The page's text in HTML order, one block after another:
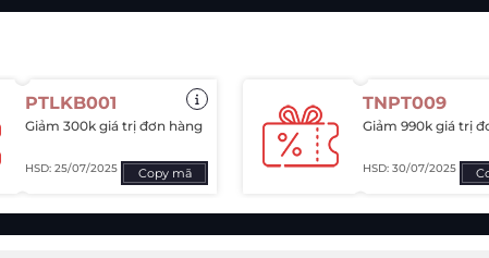
PTLKB001
Giảm 300k giá trị đơn hàng
HSD: 25/07/2025 Copy mã
TNPT009
Giảm 990k giá trị
HSD: 30/07/2025